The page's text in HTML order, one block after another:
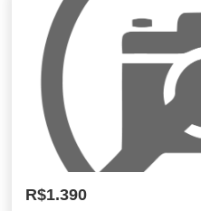
R$1.390